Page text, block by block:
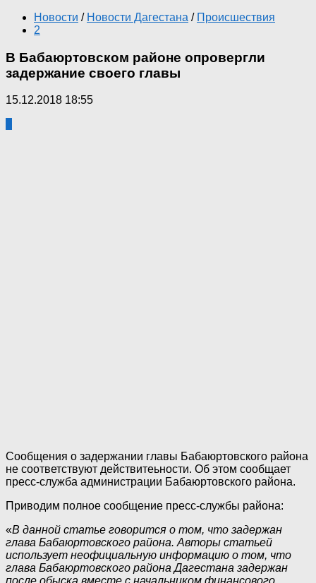
Новости / Новости Дагестана / Происшествия
2
В Бабаюртовском районе опровергли
задержание своего главы
15.12.2018 18:55
Сообщения о задержании главы Бабаюртовского района
не соответствуют действитеьности. Об этом сообщает
пресс-служба администрации Бабаюртовского района.
Приводим полное сообщение пресс-службы района:
«В данной статье говорится о том, что задержан
глава Бабаюртовского района. Авторы статьей
использует неофициальную информацию о том, что
глава Бабаюртовского района Дагестана задержан